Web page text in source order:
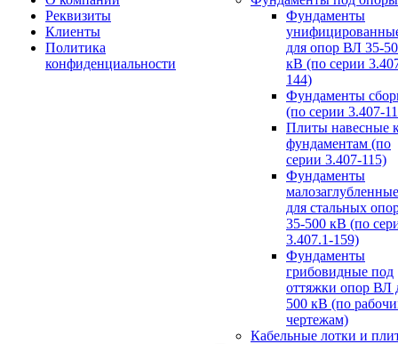
Реквизиты
Клиенты
Политика
конфиденциальности
Фундаменты
для опор ВЛ 35-
кВ (по серии
144)
Фундаменты
(по серии 3.407-
Плиты навесные
фундаментам (по
серии 3.407-115)
Фундаменты
малозаглубленные
для стальных
35-500 кВ (по
3.407.1-159)
Фундаменты
грибовидные под
оттяжки опор ВЛ
500 кВ (по
чертежам)
Кабельные лотки и